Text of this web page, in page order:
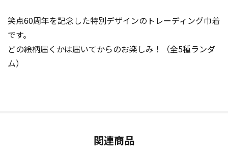
笑点60周年を記念した特別デザインのトレーディング巾着
です。
どの絵柄届くかは届いてからのお楽しみ！（全5種ランダ
ム）
関連商品